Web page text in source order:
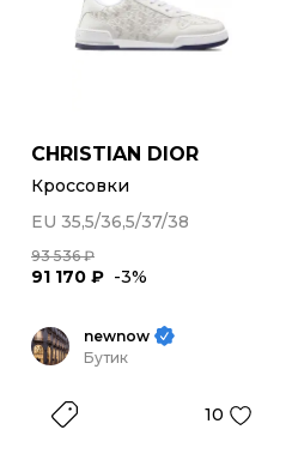
CHRISTIAN DIOR
Кроссовки
EU 35,5/36,5/37/38
93 536 ₽
91 170 ₽ -3%
newnow
Бутик
10